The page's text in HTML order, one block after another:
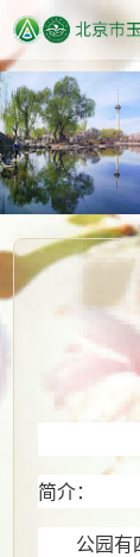
简介：
公园有